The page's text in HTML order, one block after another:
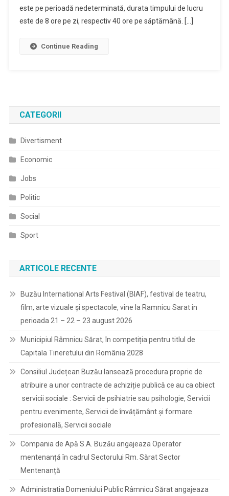
este pe perioadă nedeterminată, durata timpului de lucru
este de 8 ore pe zi, respectiv 40 ore pe săptămână. […]
Continue Reading
CATEGORII
Divertisment
Economic
Jobs
Politic
Social
Sport
ARTICOLE RECENTE
Buzău International Arts Festival (BIAF), festival de teatru,
film, arte vizuale și spectacole, vine la Ramnicu Sarat in
perioada 21 – 22 – 23 august 2026
Municipiul Râmnicu Sărat, în competiția pentru titlul de
Capitala Tineretului din România 2028
Consiliul Județean Buzău lansează procedura proprie de
atribuire a unor contracte de achiziție publică ce au ca obiect
servicii sociale : Servicii de psihiatrie sau psihologie, Servicii
pentru evenimente, Servicii de învățământ și formare
profesională, Servicii sociale
Compania de Apă S.A. Buzău angajeaza Operator
mentenanță în cadrul Sectorului Rm. Sărat Sector
Mentenanță
Administratia Domeniului Public Râmnicu Sărat angajeaza